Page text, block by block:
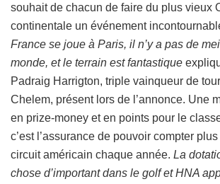
souhait de chacun de faire du plus vieux
continentale un événement
France se joue à Paris, il n’y a pas de
monde, et le terrain est fantastique
Padraig Harrigton, triple vainqueur de
Chelem, présent lors de l’annonce. Une
en prize-money et en points pour le
c’est l’assurance de pouvoir compter
circuit américain chaque année. La
chose d’important dans le golf et HNA